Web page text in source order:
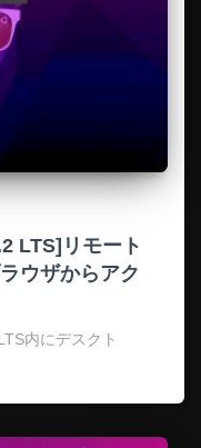
LTS]リモート
ウザからアク
内にデスクト